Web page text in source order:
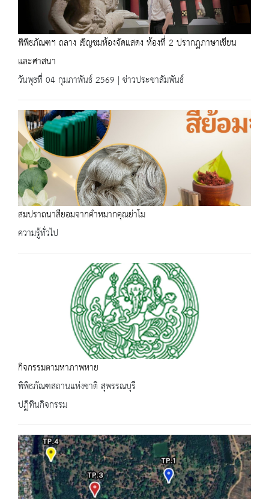
พิพิธภัณฑฯ ถลาง เชิญชมห้องจัดแสดง ห้องที่ 2 ปรากฏภาษาเขียน
และศาสนา
วันพุธที่ 04 กุมภาพันธ์ 2569 | ข่าวประชาสัมพันธ์
สมปราถนาสียอมจากคำหมากคุณย่าโม
ความรู้ทั่วไป
กิจกรรมตามหาภาพหาย
พิพิธภัณฑสถานแห่งชาติ สุพรรณบุรี
ปฏิทินกิจกรรม